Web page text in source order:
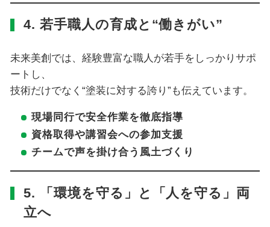
4. 若手職人の育成と“働きがい”
未来美創では、経験豊富な職人が若手をしっかりサポ
ートし、
技術だけでなく“塗装に対する誇り”も伝えています。
現場同行で安全作業を徹底指導
資格取得や講習会への参加支援
チームで声を掛け合う風土づくり
5. 「環境を守る」と「人を守る」両
立へ